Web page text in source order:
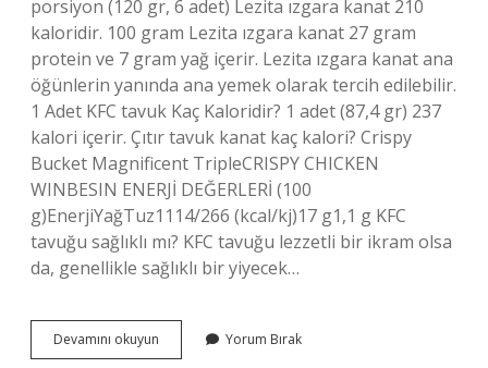
porsiyon (120 gr, 6 adet) Lezita ızgara kanat 210
kaloridir. 100 gram Lezita ızgara kanat 27 gram
protein ve 7 gram yağ içerir. Lezita ızgara kanat ana
öğünlerin yanında ana yemek olarak tercih edilebilir.
1 Adet KFC tavuk Kaç Kaloridir? 1 adet (87,4 gr) 237
kalori içerir. Çıtır tavuk kanat kaç kalori? Crispy
Bucket Magnificent TripleCRISPY CHICKEN
WINBESIN ENERJİ DEĞERLERİ (100
g)EnerjiYağTuz1114/266 (kcal/kj)17 g1,1 g KFC
tavuğu sağlıklı mı? KFC tavuğu lezzetli bir ikram olsa
da, genellikle sağlıklı bir yiyecek…
Devamını okuyun
Tavuk
Yorum Bırak